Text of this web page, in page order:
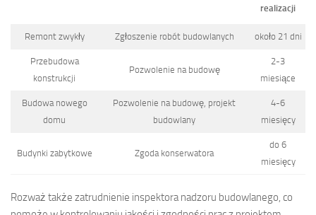
realizacji
Remont zwykły Zgłoszenie robót budowlanych około 21 dni
Przebudowa
konstrukcji
Pozwolenie na budowę
2-3
miesiące
Budowa nowego
domu
Pozwolenie na budowę, projekt
budowlany
4-6
miesięcy
Budynki zabytkowe Zgoda konserwatora
do 6
miesięcy
Rozważ także zatrudnienie inspektora nadzoru budowlanego, co